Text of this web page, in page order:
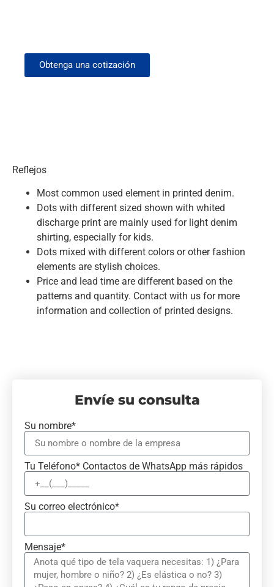
Obtenga una cotización
Reflejos
Most common used element in printed denim.
Dots with different sized shown with whited
discharge print are mainly used for light denim
shirting, especially for kids.
Dots mixed with different colors or other fashion
elements are stylish choices.
Price and lead time are different based on the
patterns and quantity. Contact with us for more
information and collection of printed designs.
Envíe su consulta
Su nombre*
Tu Teléfono* Contactos de WhatsApp más rápidos
Su correo electrónico*
Mensaje*